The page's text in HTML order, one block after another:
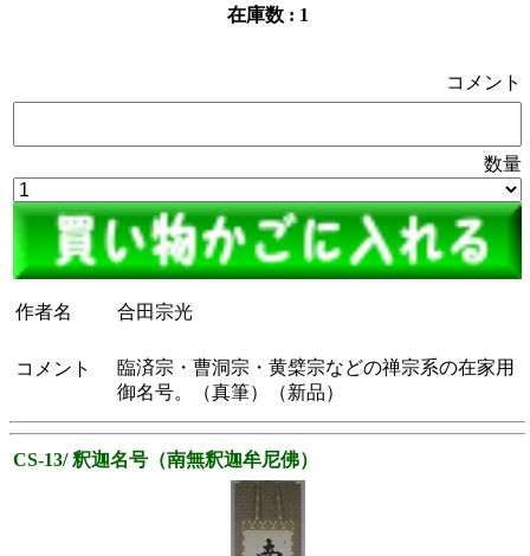
在庫数 : 1
コメント
数量
作者名 合田宗光
コメント
臨済宗・曹洞宗・黄檗宗などの禅宗系の在家用
御名号。（真筆）（新品）
CS-13/ 釈迦名号（南無釈迦牟尼佛）